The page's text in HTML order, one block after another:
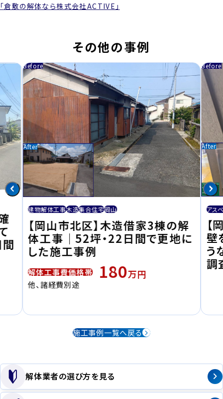
「倉敷の解体なら株式会社ACTIVE」
その他の事例
建物解体工事木造集合住宅岡山
【岡山市北区】木造借家3棟の解
体工事｜52坪・22日間で更地に
した施工事例
解体工事費価格帯 180万円
他、諸経費別途
アス
【
壁
う
調
施工事例一覧へ戻る
解体業者の選び方を見る